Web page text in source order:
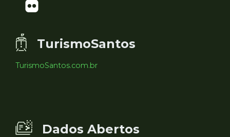
TurismoSantos
TurismoSantos.com.br
Dados Abertos